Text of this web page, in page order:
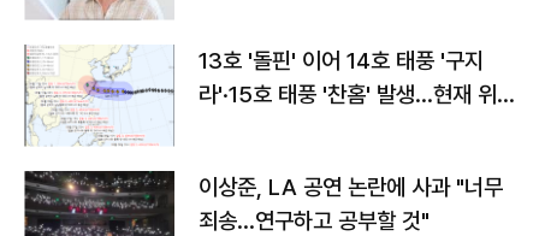
13호 '돌핀' 이어 14호 태풍 '구지
라'·15호 태풍 '찬홈' 발생…현재 위
이상준, LA 공연 논란에 사과 "너무
죄송…연구하고 공부할 것"